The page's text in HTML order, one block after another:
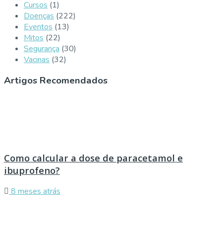
Cursos (1)
Doenças (222)
Eventos (13)
Mitos (22)
Segurança (30)
Vacinas (32)
Artigos Recomendados
Como calcular a dose de paracetamol e
ibuprofeno?
8 meses atrás